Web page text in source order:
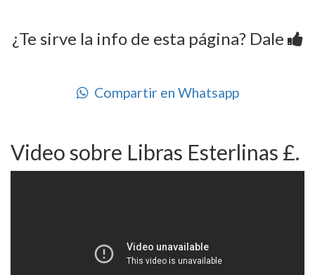
¿Te sirve la info de esta página? Dale
Compartir en Whatsapp
Video sobre Libras Esterlinas £.